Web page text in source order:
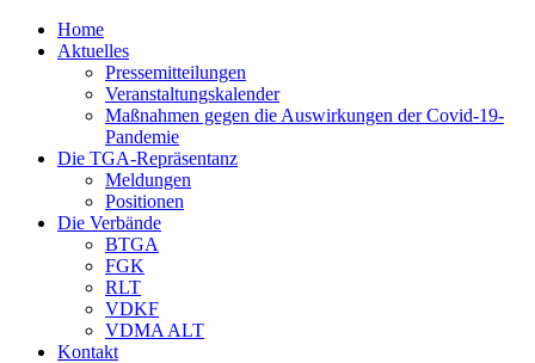
Home
Aktuelles
Pressemitteilungen
Veranstaltungskalender
Maßnahmen gegen die Auswirkungen der Covid-19-
Pandemie
Die TGA-Repräsentanz
Meldungen
Positionen
Die Verbände
BTGA
FGK
RLT
VDKF
VDMA ALT
Kontakt